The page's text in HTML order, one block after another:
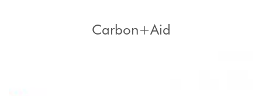
Carbon+Aid